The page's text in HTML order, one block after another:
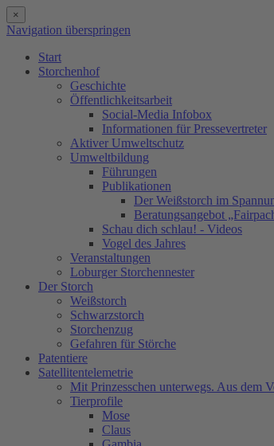
×
Navigation überspringen
Start
Storchenhof
Geschichte
Öffentlichkeitsarbeit
Social-Media Infobox
Informationen für Pressevertreter
Aktiver Umweltschutz
Umweltbildung
Führungen
Publikationen
Der Weißstorch im
Beratungsangebot
Schau dich schlau! - Videos
Vogel des Jahres
Veranstaltungen
Loburger Storchennester
Der Storch
Weißstorch
Schwarzstorch
Storchenzug
Gefahren für Störche
Patentiere
Satellitentelemetrie
Mit Prinzesschen unterwegs. Aus dem
Tierprofile
Mose
Claus